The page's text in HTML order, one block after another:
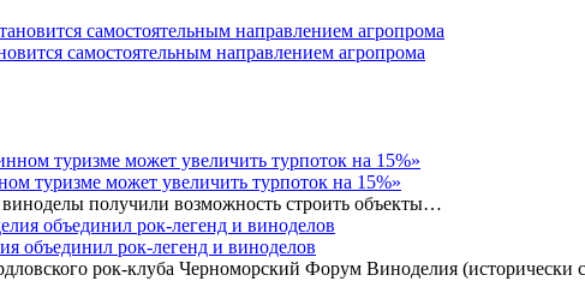
самостоятельным направлением агропрома
туризме может увеличить турпоток на 15%»
получили возможность строить объекты…
объединил рок-легенд и виноделов
рок-клуба Черноморский Форум Виноделия